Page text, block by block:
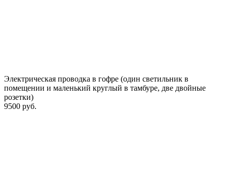
Электрическая проводка в гофре (один светильник в
помещении и маленький круглый в тамбуре, две двойные
розетки)
9500 руб.